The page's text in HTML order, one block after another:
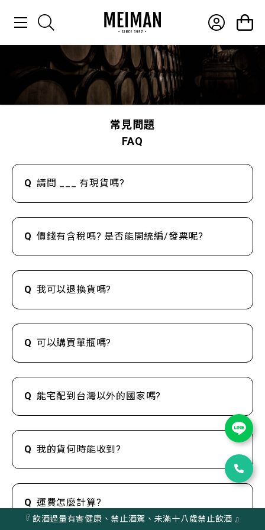
產品介紹
最新消息
常見問題
聯絡我們
常見問題
FAQ
Q 請問 ___ 有現貨嗎?
Q 價錢有含稅嗎? 是否能開統編/發票呢?
Q 我可以退換貨嗎?
Q 可以購買單瓶嗎?
Q 能宅配到台灣以外的國家嗎?
Q 我的貨何時能收到?
Q 運費怎麼計算?
『 飲酒過量有害健康、禁止酒駕、未滿十八歲禁止飲酒 』